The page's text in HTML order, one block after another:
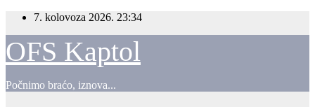
Skip
content
7. kolovoza 2026. 23:34
OFS Kaptol
Počnimo braćo, iznova...